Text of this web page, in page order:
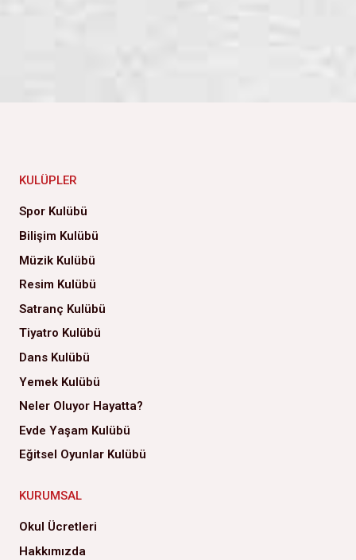
KULÜPLER
Spor Kulübü
Bilişim Kulübü
Müzik Kulübü
Resim Kulübü
Satranç Kulübü
Tiyatro Kulübü
Dans Kulübü
Yemek Kulübü
Neler Oluyor Hayatta?
Evde Yaşam Kulübü
Eğitsel Oyunlar Kulübü
KURUMSAL
Okul Ücretleri
Hakkımızda